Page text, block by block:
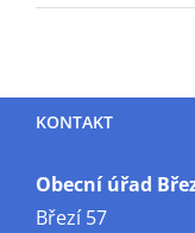
KONTAKT
Obecní úřad
Březí 57